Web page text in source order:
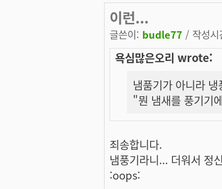
이런...
글쓴이: budle77 / 작성
욕심많은오리 wrote:
냄품기가 아니라
"뭔 냄새를 풍기기
죄송합니다.
냄풍기라니... 더워서 정
:oops: